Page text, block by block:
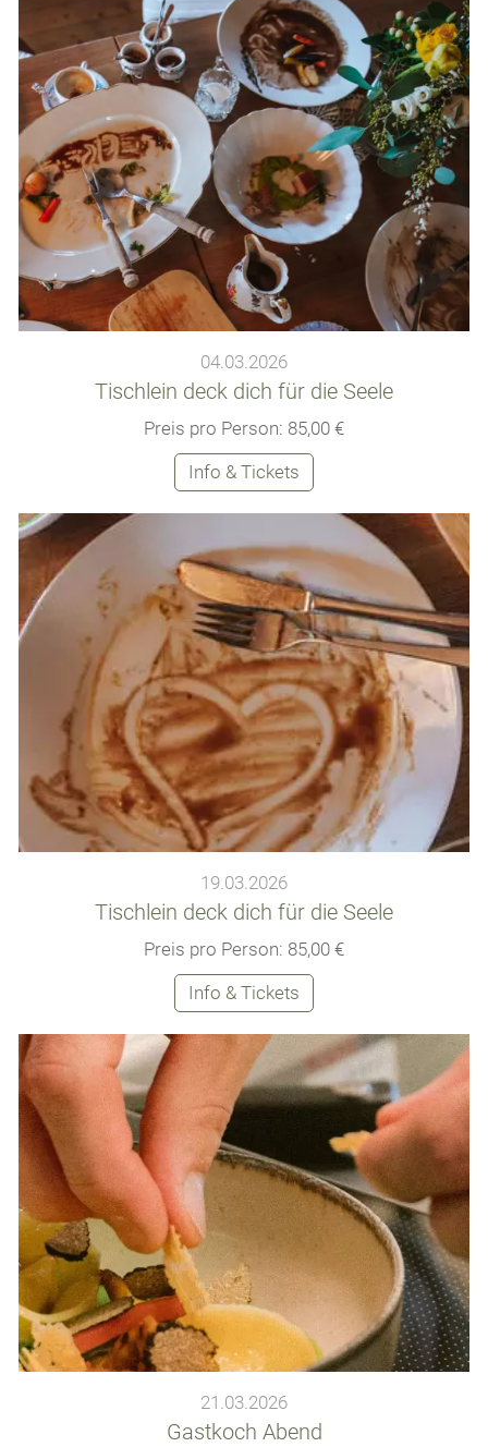
04.03.2026
Tischlein deck dich für die Seele
Preis pro Person: 85,00 €
Info & Tickets
19.03.2026
Tischlein deck dich für die Seele
Preis pro Person: 85,00 €
Info & Tickets
21.03.2026
Gastkoch Abend